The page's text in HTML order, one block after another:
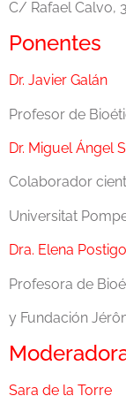
C/ Rafael Calvo,
Ponentes
Dr. Javier Galán
Profesor de
Dr. Miguel Ángel
Colaborador
Universitat
Dra. Elena Postigo
Profesora de
y Fundación
Sara de la Torre